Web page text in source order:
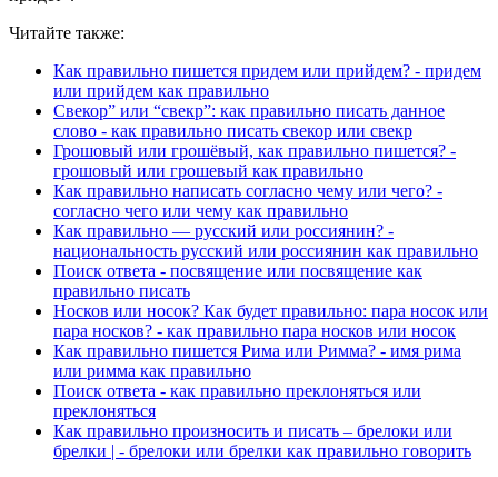
Читайте также:
Как правильно пишется придем или прийдем? - придем
или прийдем как правильно
Свекор” или “свекр”: как правильно писать данное
слово - как правильно писать свекор или свекр
Грошовый или грошёвый, как правильно пишется? -
грошовый или грошевый как правильно
Как правильно написать согласно чему или чего? -
согласно чего или чему как правильно
Как правильно — русский или россиянин? -
национальность русский или россиянин как правильно
Поиск ответа - посвящение или посвящение как
правильно писать
Носков или носок? Как будет правильно: пара носок или
пара носков? - как правильно пара носков или носок
Как правильно пишется Рима или Римма? - имя рима
или римма как правильно
Поиск ответа - как правильно преклоняться или
преклоняться
Как правильно произносить и писать – брелоки или
брелки | - брелоки или брелки как правильно говорить